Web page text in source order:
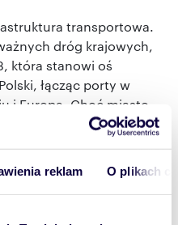
reklam O plikach
transportowa.
dróg krajowych,
która stanowi oś
łącząc porty w
i Europą. Choć miasto
zelektryfikowanej linii
kolejowych jest
nowy potencjał
drodze wodnej E70